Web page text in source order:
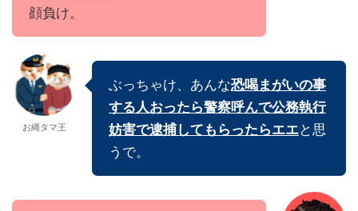
顔負け。
お縄タマ王
ぶっちゃけ、あんな恐喝まがいの事
する人おったら警察呼んで公務執行
妨害で逮捕してもらったらエエと思
うで。